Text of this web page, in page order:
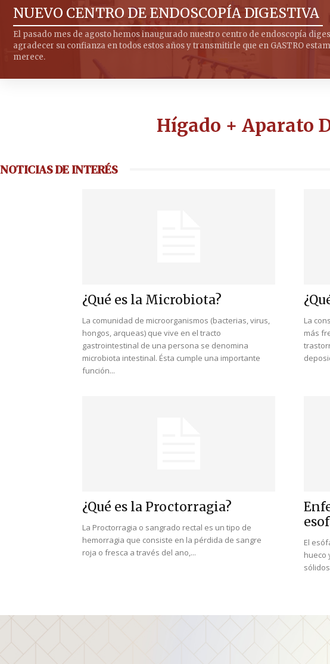
NUEVO CENTRO DE ENDOSCOPÍA DIGESTIVA
El pasado mes de agosto hemos inaugurado nuestro centro de endoscopía
agradecer su confianza en todos estos años y transmitirle que en GASTRO
merece.
Hígado + Aparato
NOTICIAS DE INTERÉS
¿Qué es la Microbiota?
La comunidad de microorganismos (bacterias, virus,
hongos, arqueas) que vive en el tracto
gastrointestinal de una persona se denomina
microbiota intestinal. Ésta cumple una importante
función...
La
más
¿Qué es la Proctorragia?
La Proctorragia o sangrado rectal es un tipo de
hemorragia que consiste en la pérdida de sangre
roja o fresca a través del ano,...
El
hueco